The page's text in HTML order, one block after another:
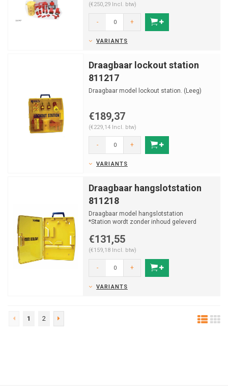
(€250,29 Incl. btw)
- +
VARIANTS
Draagbaar lockout station
811217
Draagbaar model lockout station. (Leeg)
€189,37
(€229,14 Incl. btw)
- +
VARIANTS
Draagbaar hangslotstation
811218
Draagbaar model hangslotstation
*Station wordt zonder inhoud geleverd
€131,55
(€159,18 Incl. btw)
- +
VARIANTS
1 2